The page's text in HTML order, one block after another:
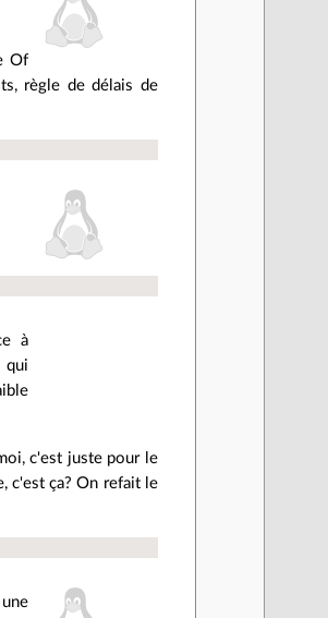
Of
règle de délais de
à
qui
c'est juste pour le
c'est ça? On refait le